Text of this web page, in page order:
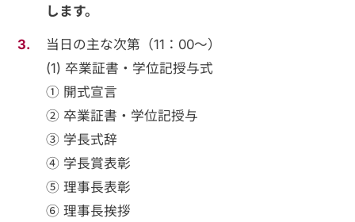
します。
当日の主な次第（11：00～）
(1) 卒業証書・学位記授与式
① 開式宣言
② 卒業証書・学位記授与
③ 学長式辞
④ 学長賞表彰
⑤ 理事長表彰
⑥ 理事長挨拶